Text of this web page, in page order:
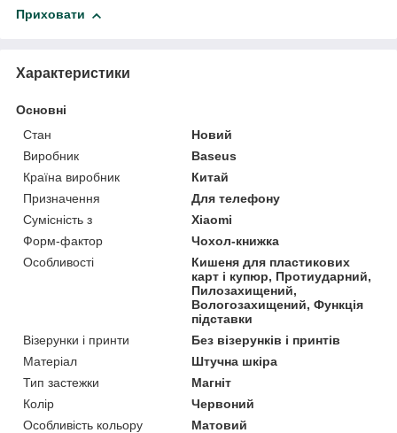
Приховати
Характеристики
Основні
Стан
Новий
Виробник
Baseus
Країна виробник
Китай
Призначення
Для телефону
Сумісність з
Xiaomi
Форм-фактор
Чохол-книжка
Особливості
Кишеня для пластикових
карт і купюр, Протиударний,
Пилозахищений,
Вологозахищений, Функція
підставки
Візерунки і принти
Без візерунків і принтів
Матеріал
Штучна шкіра
Тип застежки
Магніт
Колір
Червоний
Особливість кольору
Матовий